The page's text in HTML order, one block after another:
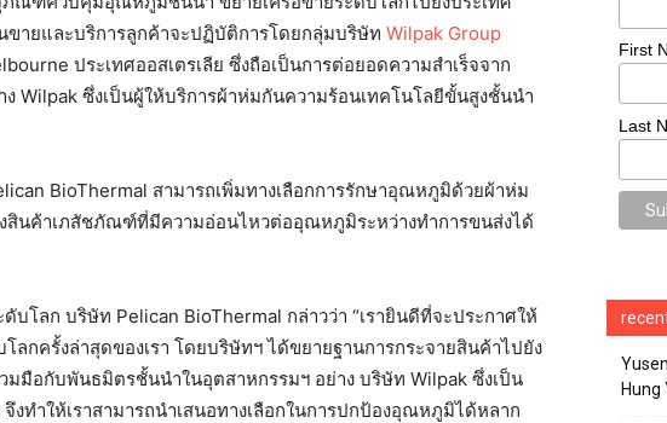
ขายและบริการลูกค้าจะปฏิบัติการโดยกลุ่มบริษัท Wilpak Group
ประเทศออสเตรเลีย ซึ่งถือเป็นการต่อยอดความสำเร็จจาก
Wilpak ซึ่งเป็นผู้ให้บริการผ้าห่มกันความร้อนเทคโนโลยีขั้นสูงชั้นนำ
BioThermal สามารถเพิ่มทางเลือกการรักษาอุณหภูมิด้วยผ้าห่ม
สินค้าเภสัชภัณฑ์ที่มีความอ่อนไหวต่ออุณหภูมิระหว่างทำการขนส่งได้
บโลก บริษัท Pelican BioThermal กล่าวว่า “เรายินดีที่จะประกาศให้
ลกครั้งล่าสุดของเรา โดยบริษัทฯ ได้ขยายฐานการกระจายสินค้าไปยัง
มมือกับพันธมิตรชั้นนำในอุตสาหกรรมฯ อย่าง บริษัท Wilpak ซึ่งเป็น
ทำให้เราสามารถนำเสนอทางเลือกในการปกป้องอุณหภูมิได้หลาก
First
Last